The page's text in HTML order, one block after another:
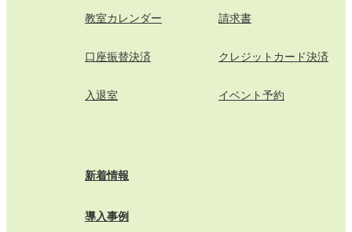
教室カレンダー 請求書
口座振替決済 クレジットカード決済
入退室 イベント予約
新着情報
導入事例